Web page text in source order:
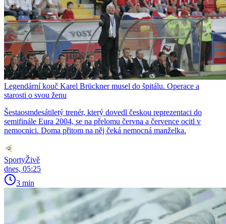
Legendární kouč Karel Brückner musel do špitálu. Operace a
starosti o svou ženu
Šestaosmdesátiletý trenér, který dovedl českou reprezentaci do
semifinále Eura 2004, se na přelomu června a července ocitl v
nemocnici. Doma přitom na něj čeká nemocná manželka.
SportyŽivě
dnes, 05:25
3 min